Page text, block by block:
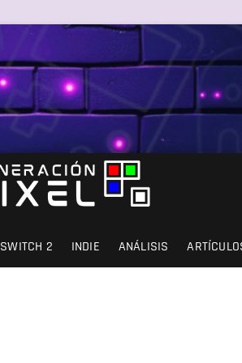
SWITCH 2 INDIE ANÁLISIS